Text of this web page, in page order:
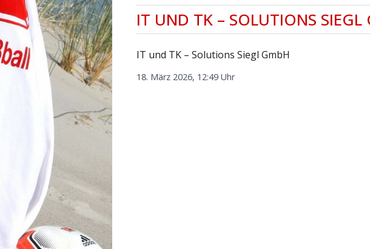
IT UND TK – SOLUTIONS SIEGL
IT und TK – Solutions Siegl GmbH
18. März 2026, 12:49 Uhr